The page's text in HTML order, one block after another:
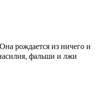
Она рождается из ничего и
фальши и лжи